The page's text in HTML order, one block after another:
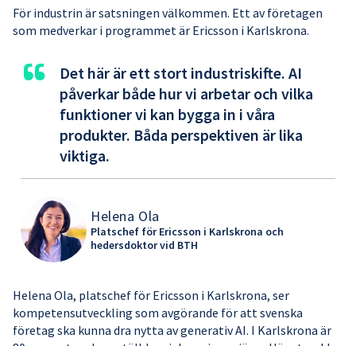
För industrin är satsningen välkommen. Ett av företagen
som medverkar i programmet är Ericsson i Karlskrona.
“
Det här är ett stort industriskifte. AI
påverkar både hur vi arbetar och vilka
funktioner vi kan bygga in i våra
produkter. Båda perspektiven är lika
viktiga.
Helena Ola
Platschef för Ericsson i Karlskrona och
hedersdoktor vid BTH
Helena Ola, platschef för Ericsson i Karlskrona, ser
kompetensutveckling som avgörande för att svenska
företag ska kunna dra nytta av generativ AI. I Karlskrona är